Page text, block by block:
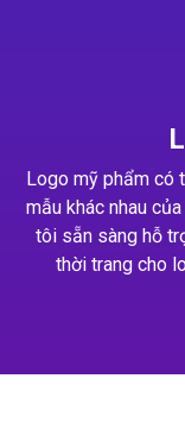
Logo mỹ phẩm có
mẫu khác nhau
tôi sẵn sàng hỗ
thời trang cho